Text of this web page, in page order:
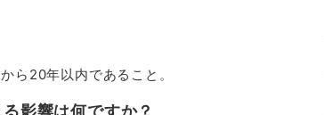
ら 20年以内であること。
影響は何ですか？